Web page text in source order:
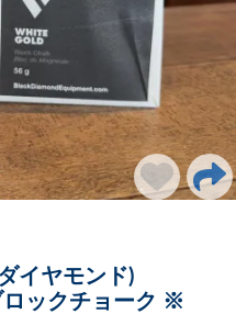
イヤモンド)
ックチョーク ※